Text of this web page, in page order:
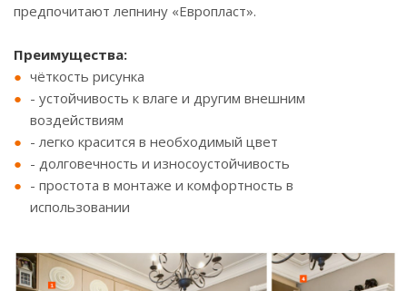
предпочитают лепнину «Европласт».
Преимущества:
чёткость рисунка
- устойчивость к влаге и другим внешним
воздействиям
- легко красится в необходимый цвет
- долговечность и износоустойчивость
- простота в монтаже и комфортность в
использовании